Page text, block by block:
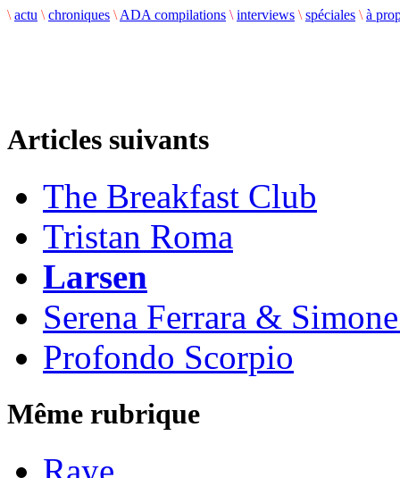
\ actu \ chroniques \ ADA compilations \ interviews \ spéciales \ à
Articles suivants
The Breakfast Club
Tristan Roma
Larsen
Serena Ferrara &
Profondo Scorpio
Même rubrique
Raye